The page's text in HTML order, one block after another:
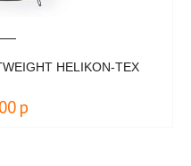
HELIKON-TEX
р